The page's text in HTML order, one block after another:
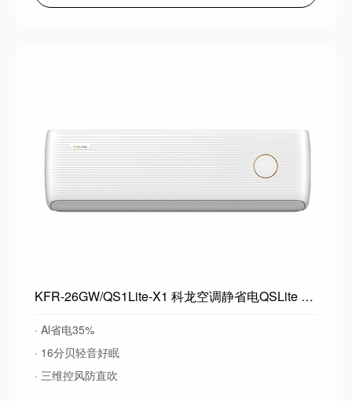
KFR-26GW/QS1Lite-X1 科龙空调静省电QSLite 海信出品 大1匹空调挂机新一级能效 卧室变频冷暖 轻音大风量 以旧换新 大1匹一级能效26QSLite
· Al省电35%
· 16分贝轻音好眠
· 三维控风防直吹